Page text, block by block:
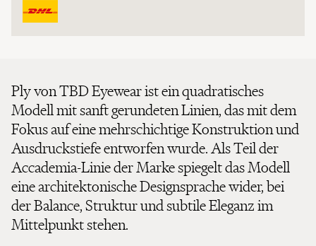
Ply von TBD Eyewear ist ein quadratisches
Modell mit sanft gerundeten Linien, das mit dem
Fokus auf eine mehrschichtige Konstruktion und
Ausdruckstiefe entworfen wurde. Als Teil der
Accademia-Linie der Marke spiegelt das Modell
eine architektonische Designsprache wider, bei
der Balance, Struktur und subtile Eleganz im
Mittelpunkt stehen.